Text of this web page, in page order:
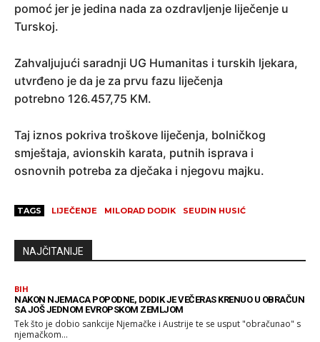
pomoć jer je jedina nada za ozdravljenje liječenje u
Turskoj.
Zahvaljujući saradnji UG Humanitas i turskih ljekara,
utvrđeno je da je za prvu fazu liječenja
potrebno 126.457,75 KM.
Taj iznos pokriva troškove liječenja, bolničkog
smještaja, avionskih karata, putnih isprava i
osnovnih potreba za dječaka i njegovu majku.
TAGS LIJEČENJE MILORAD DODIK SEUDIN HUSIĆ
NAJČITANIJE
BIH
NAKON NJEMACA POPODNE, DODIK JE VEČERAS KRENUO U OBRAČUN
SA JOŠ JEDNOM EVROPSKOM ZEMLJOM
Tek što je dobio sankcije Njemačke i Austrije te se usput "obračunao" s
njemačkom...